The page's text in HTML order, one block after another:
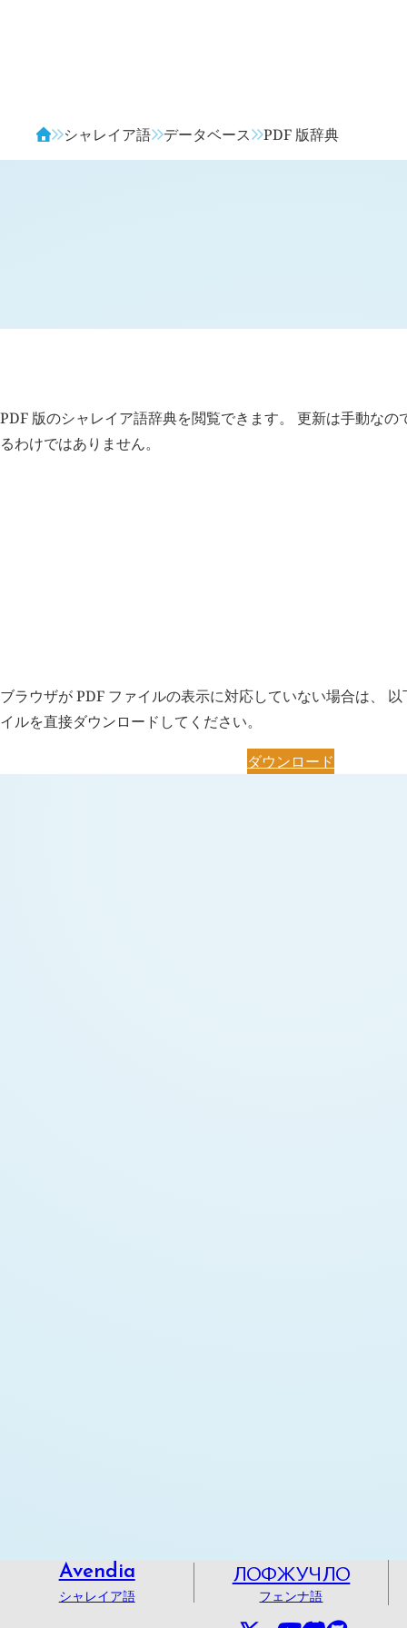
シャレイア語 データベース PDF 版辞典
PDF 版のシャレイア語辞典を閲覧できます。 更新は手動なの
るわけではありません。
ブラウザが PDF ファイルの表示に対応していない場合は、
イルを直接ダウンロードしてください。
ダウンロード
Avendia
シャレイア語
ЛОФЖУЧЛО
フェンナ語